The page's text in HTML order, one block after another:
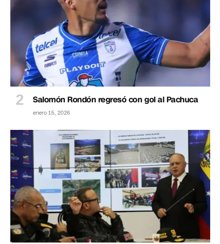
Salomón Rondón regresó con gol al Pachuca
enero 15, 2026